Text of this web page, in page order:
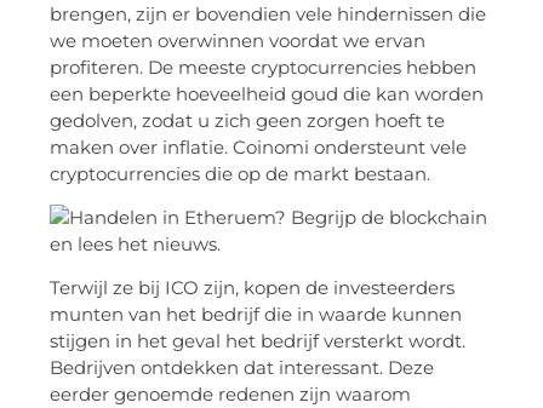
brengen, zijn er bovendien vele hindernissen die
we moeten overwinnen voordat we ervan
profiteren. De meeste cryptocurrencies hebben
een beperkte hoeveelheid goud die kan worden
gedolven, zodat u zich geen zorgen hoeft te
maken over inflatie. Coinomi ondersteunt vele
cryptocurrencies die op de markt bestaan.
Terwijl ze bij ICO zijn, kopen de investeerders
munten van het bedrijf die in waarde kunnen
stijgen in het geval het bedrijf versterkt wordt.
Bedrijven ontdekken dat interessant. Deze
eerder genoemde redenen zijn waarom